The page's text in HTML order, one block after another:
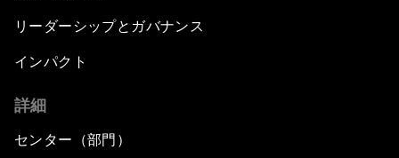
リーダーシップとガバナンス
インパクト
詳細
センター（部門）